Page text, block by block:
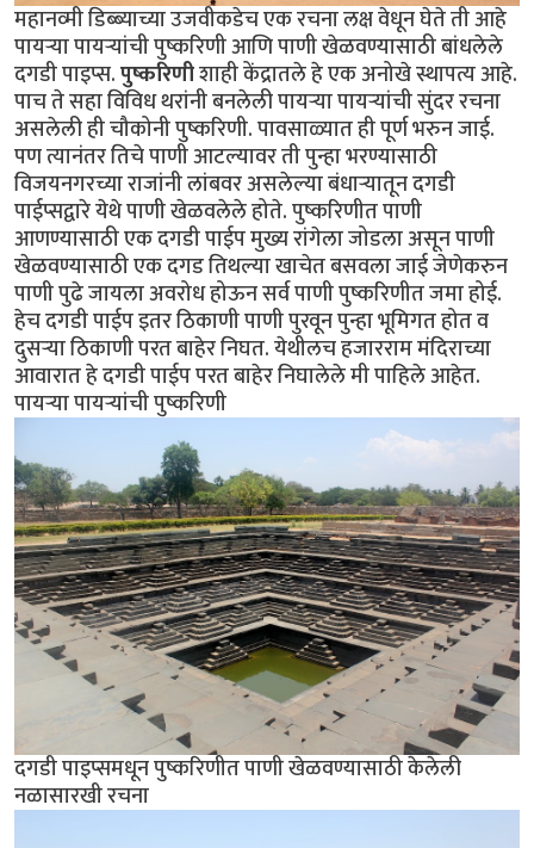
महानव्मी डिब्ब्याच्या उजवीकडेच एक रचना लक्ष वेधून घेते ती आहे
पायर्‍या पायर्‍यांची पुष्करिणी आणि पाणी खेळवण्यासाठी बांधलेले
दगडी पाइप्स.पुष्करिणीशाही केंद्रातले हे एक अनोखे स्थापत्य आहे.
पाच ते सहा विविध थरांनी बनलेली पायर्‍या पायर्‍यांची सुंदर रचना
असलेली ही चौकोनी पुष्करिणी. पावसाळ्यात ही पूर्ण भरुन जाई.
पण त्यानंतर तिचे पाणी आटल्यावर ती पुन्हा भरण्यासाठी
विजयनगरच्या राजांनी लांबवर असलेल्या बंधार्‍यातून दगडी
पाईप्सद्वारे येथे पाणी खेळवलेले होते. पुष्करिणीत पाणी
आणण्यासाठी एक दगडी पाईप मुख्य रांगेला जोडला असून पाणी
खेळवण्यासाठी एक दगड तिथल्या खाचेत बसवला जाई जेणेकरुन
पाणी पुढे जायला अवरोध होऊन सर्व पाणी पुष्करिणीत जमा होई.
हेच दगडी पाईप इतर ठिकाणी पाणी पुरवून पुन्हा भूमिगत होत व
दुसर्‍या ठिकाणी परत बाहेर निघत. येथीलच हजारराम मंदिराच्या
आवारात हे दगडी पाईप परत बाहेर निघालेले मी पाहिले आहेत.
पायर्‍या पायर्‍यांची पुष्करिणी
दगडी पाइप्समधून पुष्करिणीत पाणी खेळवण्यासाठी केलेली
नळासारखी रचना